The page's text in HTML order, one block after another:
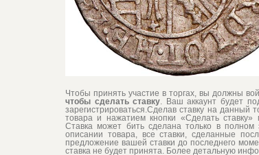
Чтобы принять участие в торгах, вы должны
чтобы сделать ставку. Ваш аккаунт будет
зарегистрироваться.Сделав ставку на данный
товара и нажатием кнопки «Сделать ставку»
Ставка может бить сделана только в полном
описании товара, все ставки, сделанные
предложение вашей ставки до последнего
ставка не будет принята. Более детальную